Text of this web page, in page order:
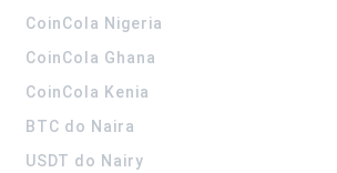
CoinCola Nigeria
CoinCola Ghana
CoinCola Kenia
BTC do Naira
USDT do Nairy